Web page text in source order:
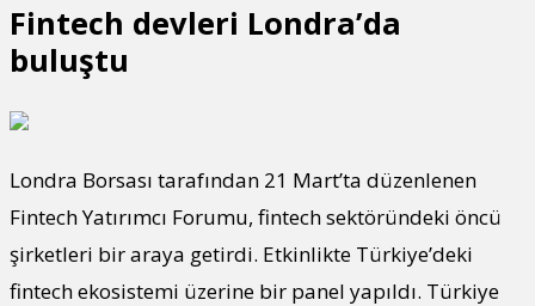
Fintech devleri Londra’da
buluştu
Londra Borsası tarafından 21 Mart’ta düzenlenen
Fintech Yatırımcı Forumu, fintech sektöründeki öncü
şirketleri bir araya getirdi. Etkinlikte Türkiye’deki
fintech ekosistemi üzerine bir panel yapıldı. Türkiye